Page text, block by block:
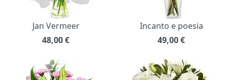
Jan Vermeer
48,00€
Incanto e poesia
49,00€